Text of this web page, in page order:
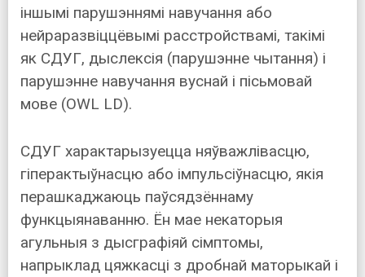
іншымі парушэннямі навучання або
нейраразвіццёвымі расстройствамі, такімі
як СДУГ, дыслексія (парушэнне чытання) і
парушэнне навучання вуснай і пісьмовай
мове (OWL LD).
СДУГ характарызуецца няўважлівасцю,
гіперактыўнасцю або імпульсіўнасцю, якія
перашкаджаюць паўсядзённаму
функцыянаванню. Ён мае некаторыя
агульныя з дысграфіяй сімптомы,
напрыклад цяжкасці з дробнай маторыкай і